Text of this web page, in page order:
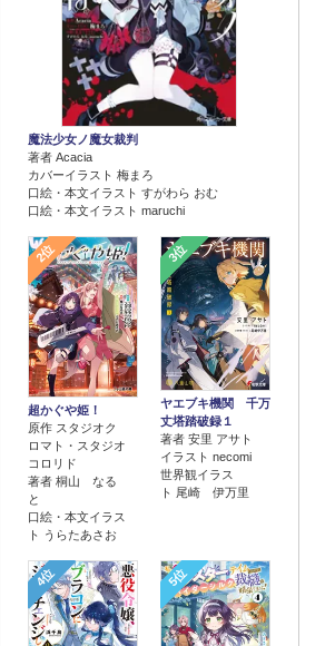
魔法少女ノ魔女裁判
著者 Acacia
カバーイラスト 梅まろ
口絵・本文イラスト すがわら おむ
口絵・本文イラスト maruchi
2位
超かぐや姫！
原作 スタジオク
ロマト・スタジオ
コロリド
著者 桐山 なる
と
口絵・本文イラス
ト うらたあさお
3位
ヤエブキ機関 千万
丈塔踏破録１
著者 安里 アサト
イラスト necomi
世界観イラス
ト 尾崎 伊万里
4位 5位